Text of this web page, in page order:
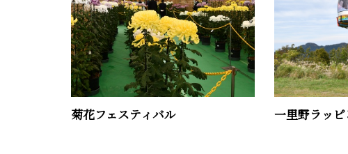
菊花フェスティバル 一里野ラッ